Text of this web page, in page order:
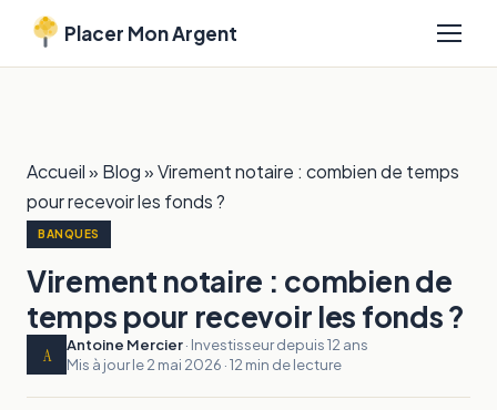
Placer Mon Argent
Accueil» Blog»Virement notaire : combien de temps
pour recevoir les fonds ?
BANQUES
Virement notaire : combien de
temps pour recevoir les fonds ?
A Antoine Mercier· Investisseur depuis 12 ans
Mis à jour le 2 mai 2026 · 12 min de lecture